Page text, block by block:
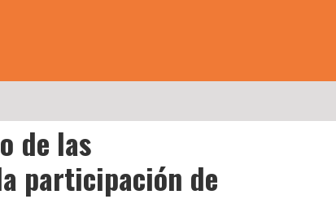
de las
participación de